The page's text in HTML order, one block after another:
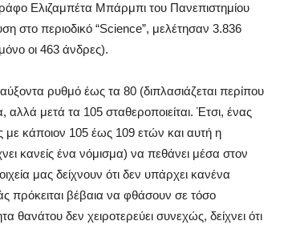
Ελιζαμπέτα Μπάρμπι του Πανεπιστημίου
στο περιοδικό “Science”, μελέτησαν 3.836
οι 463 άνδρες).
ρυθμό έως τα 80 (διπλασιάζεται περίπου
μετά τα 105 σταθεροποιείται. Έτσι, ένας
με κάποιον 105 έως 109 ετών και αυτή η
κανείς ένα νόμισμα) να πεθάνει μέσα στον
μας δείχνουν ότι δεν υπάρχει κανένα
πρόκειται βέβαια να φθάσουν σε τόσο
θανάτου δεν χειροτερεύει συνεχώς, δείχνει ότι